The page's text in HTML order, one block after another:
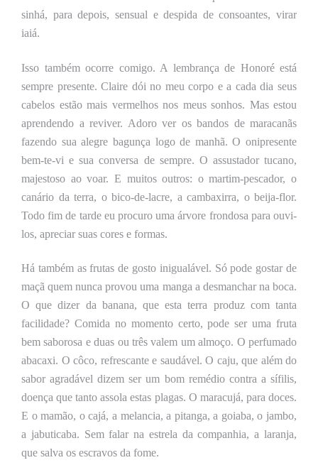
sinhá, para depois, sensual e despida de consoantes, virar
iaiá.
Isso também ocorre comigo. A lembrança de Honoré está
sempre presente. Claire dói no meu corpo e a cada dia seus
cabelos estão mais vermelhos nos meus sonhos. Mas estou
aprendendo a reviver. Adoro ver os bandos de maracanãs
fazendo sua alegre bagunça logo de manhã. O onipresente
bem-te-vi e sua conversa de sempre. O assustador tucano,
majestoso ao voar. E muitos outros: o martim-pescador, o
canário da terra, o bico-de-lacre, a cambaxirra, o beija-flor.
Todo fim de tarde eu procuro uma árvore frondosa para ouvi-
los, apreciar suas cores e formas.
Há também as frutas de gosto inigualável. Só pode gostar de
maçã quem nunca provou uma manga a desmanchar na boca.
O que dizer da banana, que esta terra produz com tanta
facilidade? Comida no momento certo, pode ser uma fruta
bem saborosa e duas ou três valem um almoço. O perfumado
abacaxi. O côco, refrescante e saudável. O caju, que além do
sabor agradável dizem serum bom remédio contra a sífilis,
doença que tanto assola estas plagas. O maracujá, para doces.
E o mamão, o cajá, a melancia, a pitanga, a goiaba, o jambo,
a jabuticaba. Sem falar na estrela da companhia, a laranja,
que salva os escravos da fome.